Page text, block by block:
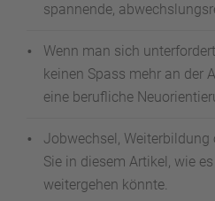
spannende,
Wenn man sich
keinen Spass mehr an der
eine berufliche
Jobwechsel, Weiterbildung
Sie in diesem Artikel, wie
weitergehen könnte.